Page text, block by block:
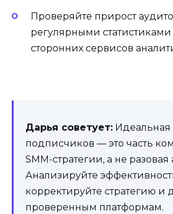
Проверяйте прирост
регулярными
сторонних сервисов
Дарья советует: Идеальная
подписчиков — это часть
SMM-стратегии, а не разовая
Анализируйте
корректируйте стратегию и
проверенным платформам.